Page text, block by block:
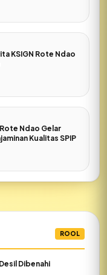
KSIGN Rote Ndao
Ndao Gelar
Kualitas SPIP
ROOL
Dibenahi